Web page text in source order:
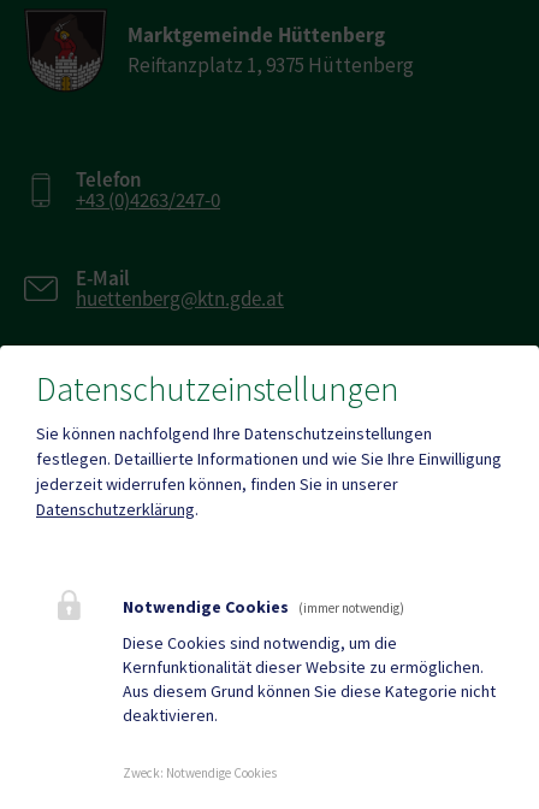
Marktgemeinde Hüttenberg
Reiftanzplatz 1, 9375 Hüttenberg
Telefon
+43 (0)4263/247-0
E-Mail
huettenberg@ktn.gde.at
Fax
+43 (0)4263/784
Quicklinks
Tourismus
Gemeindezeitung
Datenschutzeinstellungen
Sie können nachfolgend Ihre Datenschutzeinstellungen
festlegen. Detaillierte Informationen und wie Sie Ihre Einwilligung
jederzeit widerrufen können, finden Sie in unserer
Datenschutzerklärung.
Notwendige Cookies (immer notwendig)
Diese Cookies sind notwendig, um die
Kernfunktionalität dieser Website zu ermöglichen.
Aus diesem Grund können Sie diese Kategorie nicht
deaktivieren.
Zweck: Notwendige Cookies